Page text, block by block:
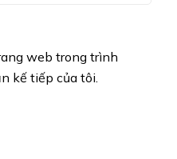
web trong trình
kế tiếp của tôi.